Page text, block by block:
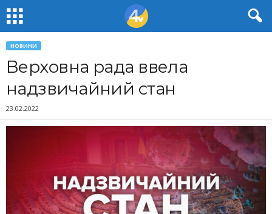
НОВИНИ
Верховна рада ввела
надзвичайний стан
23.02.2022